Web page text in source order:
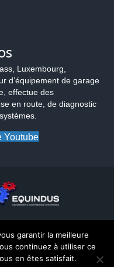
Luxembourg,
d’équipement de garage
effectue des
en route, de diagnostic
Youtube
garantir la meilleure
continuez à utiliser ce
en êtes satisfait.